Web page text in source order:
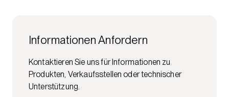
Informationen Anfordern
Kontaktieren Sie uns für Informationen zu
Produkten, Verkaufsstellen oder technischer
Unterstützung.